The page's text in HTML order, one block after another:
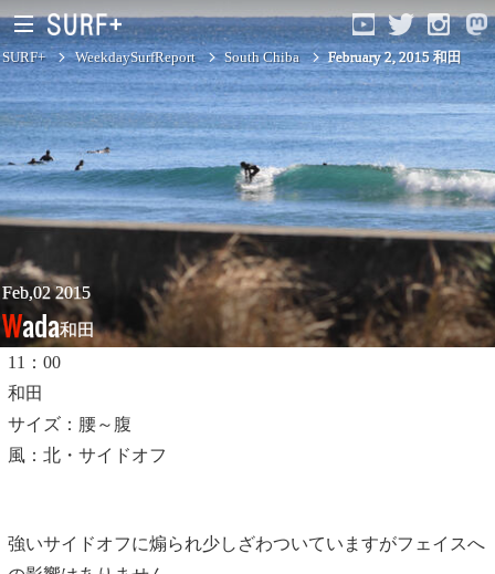
South Ibaraki
North Chiba
South Chiba
Unusually
Video Logs
Monthly Archive
SURF+ WeekdaySurfReport South Chiba February 2, 2015 和田
Feb,02 2015
Wada和田
11：00
和田
サイズ：腰～腹
風：北・サイドオフ
強いサイドオフに煽られ少しざわついていますがフェイスへ